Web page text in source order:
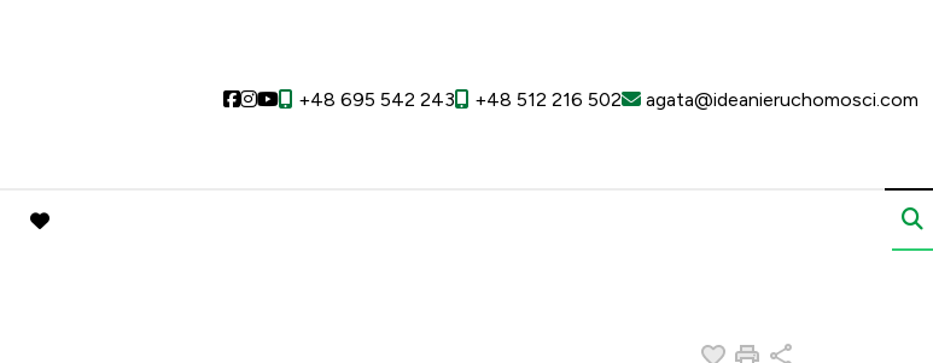
Social link
Social link
Social link
+48 695 542 243 +48 512 216 502 agata@ideanieruchomosci.com
favorite
Dodaj do ulubionych
Drukuj